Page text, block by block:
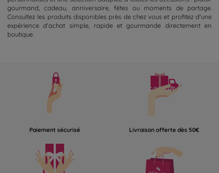
gourmand, cadeau, anniversaire, fêtes ou moments de partage.
Consultez les produits disponibles près de chez vous et profitez d'une
expérience d'achat simple, rapide et gourmande directement en
boutique.
Paiement sécurisé Livraison offerte dès 50€